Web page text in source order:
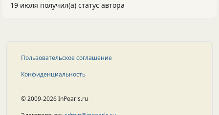
19 июля получил(а) статус автора
Пользовательское соглашение
Конфиденциальность
© 2009-2026 InPearls.ru